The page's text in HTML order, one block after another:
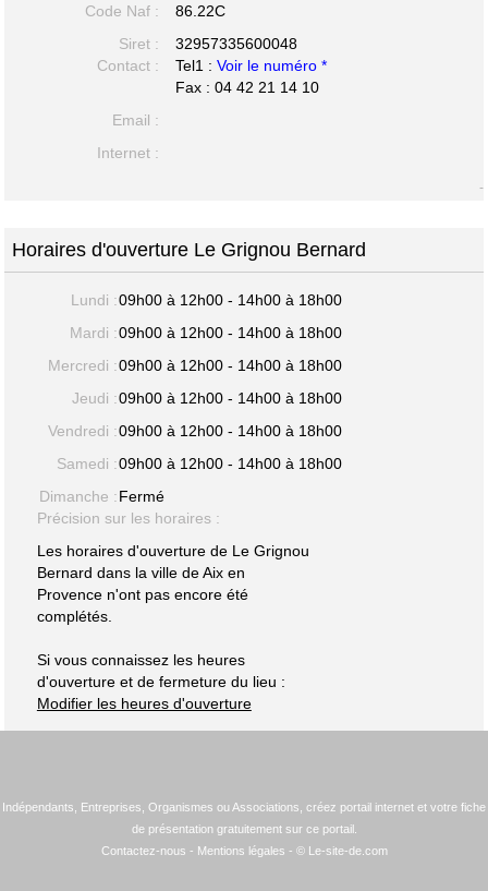
Code Naf :
86.22C
Siret :
32957335600048
Contact :
Tel1 :Voir le numéro *
Fax : 04 42 21 14 10
Email :
Internet :
-
Horaires d'ouverture Le Grignou Bernard
Lundi :09h00 à 12h00 - 14h00 à 18h00
Mardi :09h00 à 12h00 - 14h00 à 18h00
Mercredi :09h00 à 12h00 - 14h00 à 18h00
Jeudi :09h00 à 12h00 - 14h00 à 18h00
Vendredi :09h00 à 12h00 - 14h00 à 18h00
Samedi :09h00 à 12h00 - 14h00 à 18h00
Dimanche :Fermé
Précision sur les horaires :
Les horaires d'ouverture de Le Grignou
Bernard dans la ville de Aix en
Provence n'ont pas encore été
complétés.
Si vous connaissez les heures
d'ouverture et de fermeture du lieu :
Modifier les heures d'ouverture
Indépendants, Entreprises, Organismes ou Associations, créez portail internet et votre fiche
de présentation gratuitement sur ce portail.
Contactez-nous - Mentions légales - © Le-site-de.com